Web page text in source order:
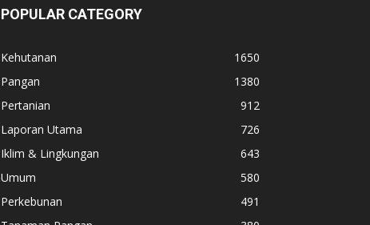
POPULAR CATEGORY
Kehutanan
1650
Pangan
1380
Pertanian
912
Laporan Utama
726
Iklim & Lingkungan
643
Umum
580
Perkebunan
491